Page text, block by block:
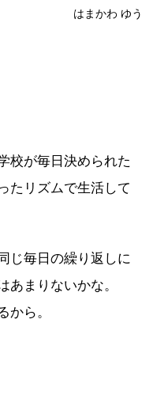
はまかわ ゆう
校が毎日決められた
たリズムで生活して
じ毎日の繰り返しに
まりないかな。
から。